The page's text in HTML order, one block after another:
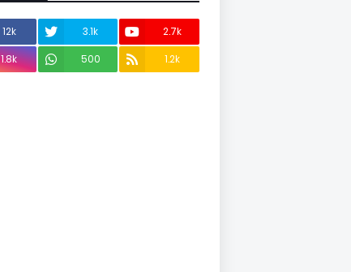
12k 3.1k
2.7k
1.8k
500 1.2k